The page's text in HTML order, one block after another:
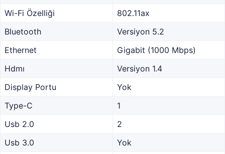
Wi-Fi Özelliği
802.11ax
Bluetooth
Versiyon 5.2
Ethernet
Gigabit (1000 Mbps)
Hdmı
Versiyon 1.4
Display Portu
Yok
Type-C
1
Usb 2.0
2
Usb 3.0
Yok